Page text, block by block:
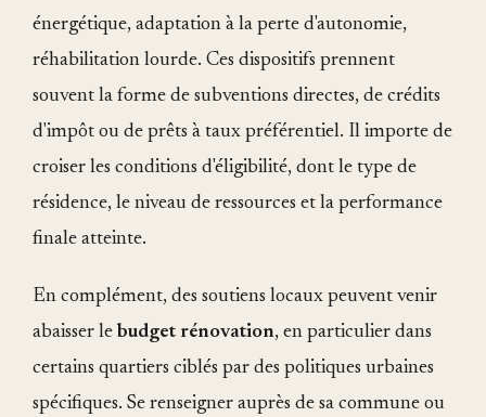
énergétique, adaptation à la perte d'autonomie,
réhabilitation lourde. Ces dispositifs prennent
souvent la forme de subventions directes, de crédits
d'impôt ou de prêts à taux préférentiel. Il importe de
croiser les conditions d'éligibilité, dont le type de
résidence, le niveau de ressources et la performance
finale atteinte.
En complément, des soutiens locaux peuvent venir
abaisser le budget rénovation, en particulier dans
certains quartiers ciblés par des politiques urbaines
spécifiques. Se renseigner auprès de sa commune ou